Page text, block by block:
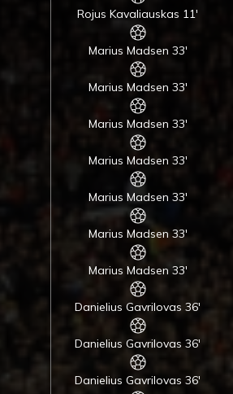
Rojus Kavaliauskas 11'
Marius Madsen 33'
Marius Madsen 33'
Marius Madsen 33'
Marius Madsen 33'
Marius Madsen 33'
Marius Madsen 33'
Marius Madsen 33'
Danielius Gavrilovas 36'
Danielius Gavrilovas 36'
Danielius Gavrilovas 36'